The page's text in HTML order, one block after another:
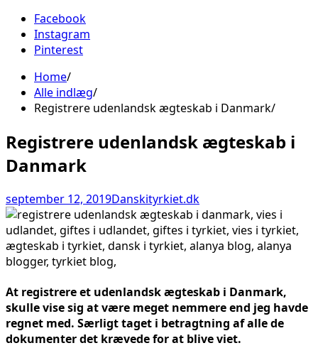
Facebook
Instagram
Pinterest
Home
Alle indlæg
Registrere udenlandsk ægteskab i Danmark
Registrere udenlandsk ægteskab i
Danmark
september 12, 2019Danskityrkiet.dk
At registrere et udenlandsk ægteskab i Danmark,
skulle vise sig at være meget nemmere end jeg havde
regnet med. Særligt taget i betragtning af alle de
dokumenter det krævede for at blive viet.